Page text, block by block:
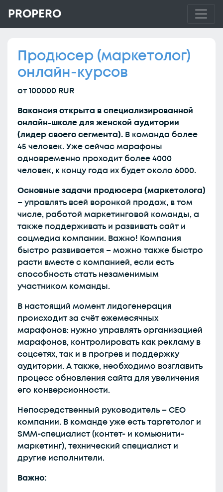
PROPERO
Продюсер (маркетолог)
онлайн-курсов
от 100000 RUR
Вакансия открыта в специализированной
онлайн-школе для женской аудитории
(лидер своего сегмента). В команда более
45 человек. Уже сейчас марафоны
одновременно проходит более 4000
человек, к концу года их будет около 6000.
Основные задачи продюсера (маркетолога)
– управлять всей воронкой продаж, в том
числе, работой маркетинговой команды, а
также поддерживать и развивать сайт и
соцмедиа компании. Важно! Компания
быстро развивается – можно также быстро
расти вместе с компанией, если есть
способность стать незаменимым
участником команды.
В настоящий момент лидогенерация
происходит за счёт ежемесячных
марафонов: нужно управлять организацией
марафонов, контролировать как рекламу в
соцсетях, так и в прогрев и поддержку
аудитории. А также, необходимо возглавить
процесс обновления сайта для увеличения
его конверсионности.
Непосредственный руководитель – CEO
компании. В команде уже есть таргетолог и
SMM-специалист (контет- и комьюнити-
маркетинг), технический специалист и
другие исполнители.
Важно: